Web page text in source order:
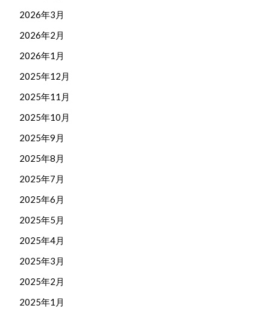
2026年3月
2026年2月
2026年1月
2025年12月
2025年11月
2025年10月
2025年9月
2025年8月
2025年7月
2025年6月
2025年5月
2025年4月
2025年3月
2025年2月
2025年1月